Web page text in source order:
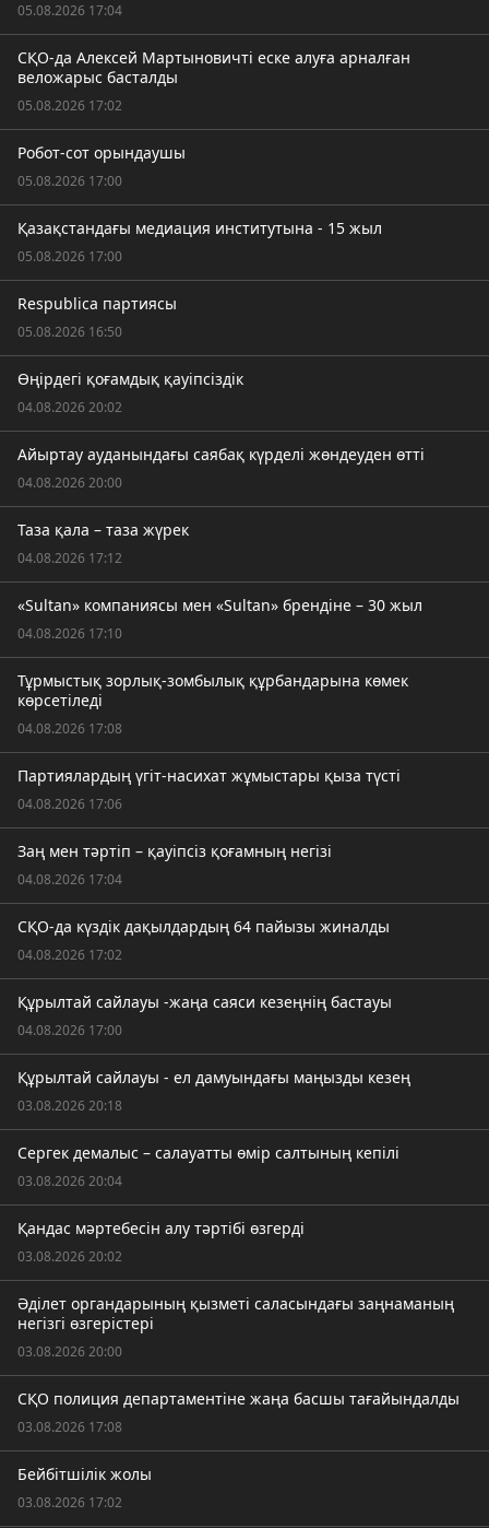
05.08.2026 17:04
СҚО-да Алексей Мартыновичті еске алуға арналған
веложарыс басталды
05.08.2026 17:02
Робот-сот орындаушы
05.08.2026 17:00
Қазақстандағы медиация институтына - 15 жыл
05.08.2026 17:00
Respublica партиясы
05.08.2026 16:50
Өңірдегі қоғамдық қауіпсіздік
04.08.2026 20:02
Айыртау ауданындағы саябақ күрделі жөндеуден өтті
04.08.2026 20:00
Таза қала – таза жүрек
04.08.2026 17:12
«Sultan» компаниясы мен «Sultan» брендіне – 30 жыл
04.08.2026 17:10
Тұрмыстық зорлық-зомбылық құрбандарына көмек
көрсетіледі
04.08.2026 17:08
Партиялардың үгіт-насихат жұмыстары қыза түсті
04.08.2026 17:06
Заң мен тәртіп – қауіпсіз қоғамның негізі
04.08.2026 17:04
СҚО-да күздік дақылдардың 64 пайызы жиналды
04.08.2026 17:02
Құрылтай сайлауы -жаңа саяси кезеңнің бастауы
04.08.2026 17:00
Құрылтай сайлауы - ел дамуындағы маңызды кезең
03.08.2026 20:18
Сергек демалыс – салауатты өмір салтының кепілі
03.08.2026 20:04
Қандас мәртебесін алу тәртібі өзгерді
03.08.2026 20:02
Әділет органдарының қызметі саласындағы заңнаманың
негізгі өзгерістері
03.08.2026 20:00
СҚО полиция департаментіне жаңа басшы тағайындалды
03.08.2026 17:08
Бейбітшілік жолы
03.08.2026 17:02